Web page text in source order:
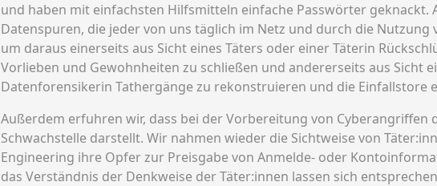
und haben mit einfachsten Hilfsmitteln einfache Passwörter geknackt.
Datenspuren, die jeder von uns täglich im Netz und durch die Nutzung
um daraus einerseits aus Sicht eines Täters oder einer Täterin
Vorlieben und Gewohnheiten zu schließen und andererseits aus Sicht
Datenforensikerin Tathergänge zu rekonstruieren und die Einfallstore
Außerdem erfuhren wir, dass bei der Vorbereitung von Cyberangriffen
Schwachstelle darstellt. Wir nahmen wieder die Sichtweise von
Engineering ihre Opfer zur Preisgabe von Anmelde- oder
das Verständnis der Denkweise der Täter:innen lassen sich